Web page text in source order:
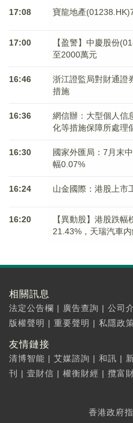
17:08 寶龍地產
17:00
【盈警】中慶股份
至2000萬元
16:46
浙江證監局對財通證
措施
16:36
網信辦：大型個人信
化等措施保障所處理
16:30
國家外匯局：7月末
幅0.07%
16:24 山金國際：港股上市
16:20
【異動股】港股跌
21.43%，天瑞汽車
相關訊息
法定公告欄 | 廣告查詢 | 公司
版權聲明 | 重要聲明 | 私隱政
友情鏈接
清博智能 | 艾媒諮詢 | 和訊 |
刊
| 壹財信 | 權衡財經 | 攬富
香港政府